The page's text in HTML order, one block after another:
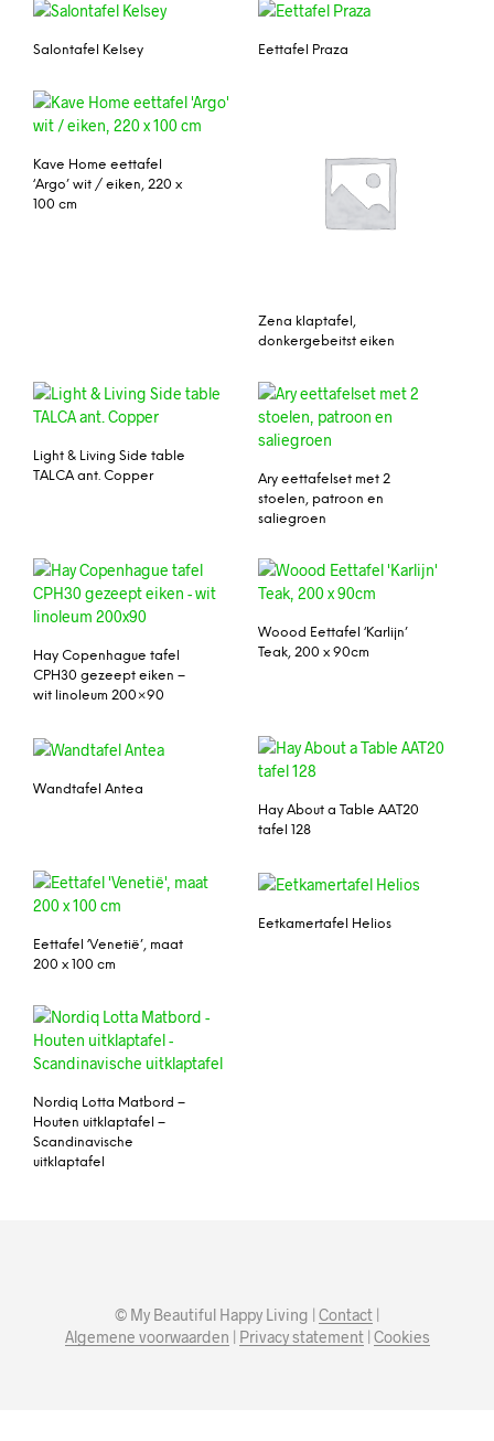
Salontafel Kelsey Eettafel Praza
Kave Home eettafel
‘Argo’ wit / eiken, 220 x
100 cm
Zena klaptafel,
donkergebeitst eiken
Light & Living Side table
TALCA ant. Copper
Ary eettafelset met 2
stoelen, patroon en
saliegroen
Hay Copenhague tafel
CPH30 gezeept eiken –
wit linoleum 200×90
Woood Eettafel ‘Karlijn’
Teak, 200 x 90cm
Wandtafel Antea
Hay About a Table AAT20
tafel 128
Eettafel ‘Venetië’, maat
200 x 100 cm
Eetkamertafel Helios
Nordiq Lotta Matbord –
Houten uitklaptafel –
Scandinavische
uitklaptafel
© My Beautiful Happy Living | Contact |
Algemene voorwaarden | Privacy statement| Cookies